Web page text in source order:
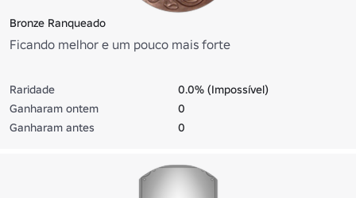
Bronze Ranqueado
Ficando melhor e um pouco mais forte
Raridade
0.0% (Impossível)
Ganharam ontem
0
Ganharam antes
0